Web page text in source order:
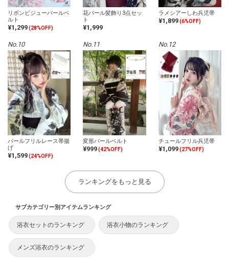
リボンビジューパールベ
ルト
¥1,299(28%OFF)
花パール髪飾り3点セッ
ト
¥1,999
ラメシアーしわ兵児帯
¥1,899 (6%OFF)
No.10
パールフリルレース帯揚
げ
¥1,599(24%OFF)
No.11
変形パールベルト
¥999 (42%OFF)
No.12
チュールフリル兵児帯
¥1,099 (27%OFF)
ランキングをもっと見る
サブカテゴリー別アイテムランキング
浴衣セットのランキング 浴衣小物のランキング
メンズ浴衣のランキング